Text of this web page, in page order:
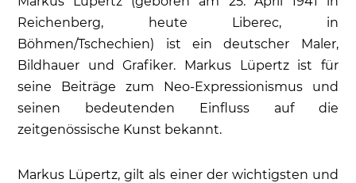
Reichenberg, heute Liberec, in
Böhmen/Tschechien) ist ein deutscher Maler,
Bildhauer und Grafiker. Markus Lüpertz ist für
seine Beiträge zum Neo-Expressionismus und
seinen bedeutenden Einfluss auf die
zeitgenössische Kunst bekannt.
Markus Lüpertz, gilt als einer der wichtigsten und